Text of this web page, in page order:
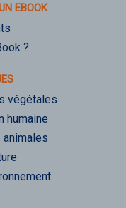
EBOOK
?
végétales
humaine
animales